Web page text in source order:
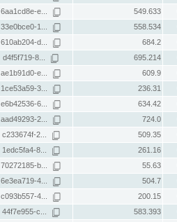
6aa1cd8e-e... 549.633
33e0bce0-1... 558.534
610ab204-d... 684.2
d4f5f719-8... 695.214
ae1b91d0-e... 609.9
1ce53a59-3... 236.31
e6b42536-6... 634.42
aad49293-2... 724.0
c233674f-2... 509.35
1edc5fa4-8... 261.16
70272185-b... 55.63
6e3ea719-4... 504.7
c093b557-4... 200.15
44f7e955-c... 583.393